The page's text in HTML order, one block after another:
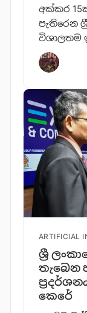
අක්කර
පැතිරෙන
විශාලතම
ARTIFICIAL
ශ්‍රී
තැබෙන
කෙරේ